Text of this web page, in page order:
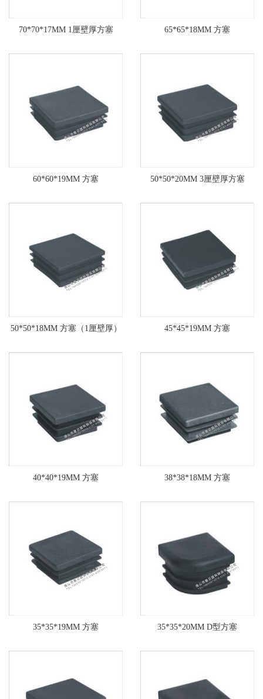
70*70*17MM 1厘壁厚方塞 65*65*18MM 方塞
60*60*19MM 方塞 50*50*20MM 3厘壁厚方塞
50*50*18MM 方塞（1厘壁厚） 45*45*19MM 方塞
40*40*19MM 方塞 38*38*18MM 方塞
35*35*19MM 方塞 35*35*20MM D型方塞